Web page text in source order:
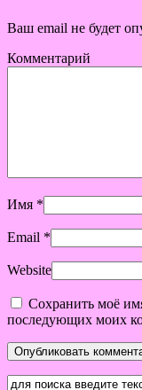
Ваш email не будет
Комментарий
Имя *
Email *
Website
Сохранить моё
последующих моих